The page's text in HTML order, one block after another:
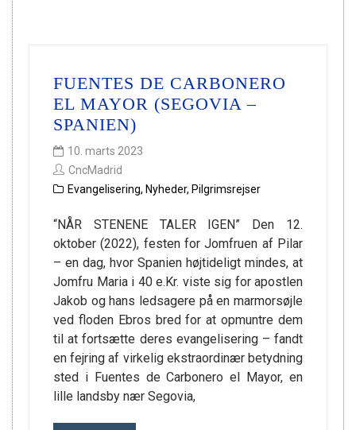
FUENTES DE CARBONERO
EL MAYOR (SEGOVIA –
SPANIEN)
10. marts 2023
CncMadrid
Evangelisering, Nyheder, Pilgrimsrejser
“NÅR STENENE TALER IGEN” Den 12.
oktober (2022), festen for Jomfruen af Pilar
– en dag, hvor Spanien højtideligt mindes, at
Jomfru Maria i 40 e.Kr. viste sig for apostlen
Jakob og hans ledsagere på en marmorsøjle
ved floden Ebros bred for at opmuntre dem
til at fortsætte deres evangelisering – fandt
en fejring af virkelig ekstraordinær betydning
sted i Fuentes de Carbonero el Mayor, en
lille landsby nær Segovia,